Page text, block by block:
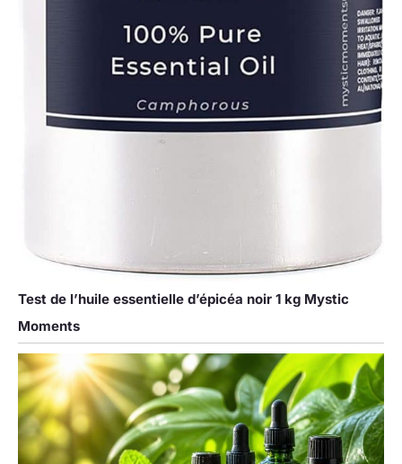
Test de l’huile essentielle d’épicéa noir 1 kg Mystic
Moments